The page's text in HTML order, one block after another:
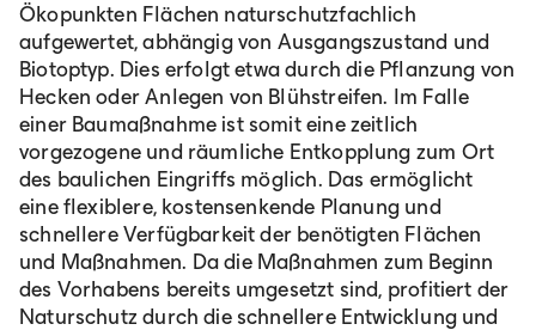
Ökopunkten Flächen naturschutzfachlich
aufgewertet, abhängig von Ausgangszustand und
Biotoptyp. Dies erfolgt etwa durch die Pflanzung von
Hecken oder Anlegen von Blühstreifen. Im Falle
einer Baumaßnahme ist somit eine zeitlich
vorgezogene und räumliche Entkopplung zum Ort
des baulichen Eingriffs möglich. Das ermöglicht
eine flexiblere, kostensenkende Planung und
schnellere Verfügbarkeit der benötigten Flächen
und Maßnahmen. Da die Maßnahmen zum Beginn
des Vorhabens bereits umgesetzt sind, profitiert der
Naturschutz durch die schnellere Entwicklung und